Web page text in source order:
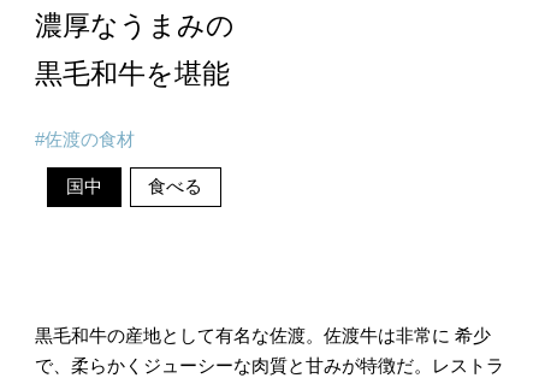
濃厚なうまみの
黒毛和牛を堪能
佐渡の食材
国中 食べる
黒毛和牛の産地として有名な佐渡。佐渡牛は非常に 希少
で、柔らかくジューシーな肉質と甘みが特徴だ。レストラ